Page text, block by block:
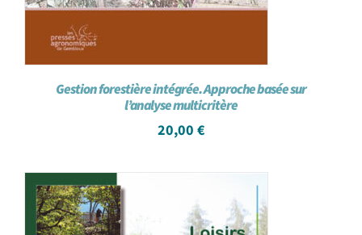
Gestion forestière intégrée. Approche basée sur
l’analyse multicritère
20,00 €